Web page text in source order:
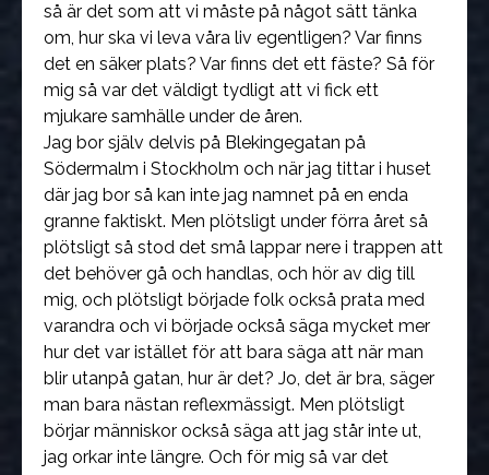
så är det som att vi måste på något sätt tänka
om, hur ska vi leva våra liv egentligen? Var finns
det en säker plats? Var finns det ett fäste? Så för
mig så var det väldigt tydligt att vi fick ett
mjukare samhälle under de åren.
Jag bor själv delvis på Blekingegatan på
Södermalm i Stockholm och när jag tittar i huset
där jag bor så kan inte jag namnet på en enda
granne faktiskt. Men plötsligt under förra året så
plötsligt så stod det små lappar nere i trappen att
det behöver gå och handlas, och hör av dig till
mig, och plötsligt började folk också prata med
varandra och vi började också säga mycket mer
hur det var istället för att bara säga att när man
blir utanpå gatan, hur är det? Jo, det är bra, säger
man bara nästan reflexmässigt. Men plötsligt
börjar människor också säga att jag står inte ut,
jag orkar inte längre. Och för mig så var det